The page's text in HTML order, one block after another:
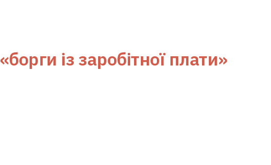
«борги із заробітної плати»